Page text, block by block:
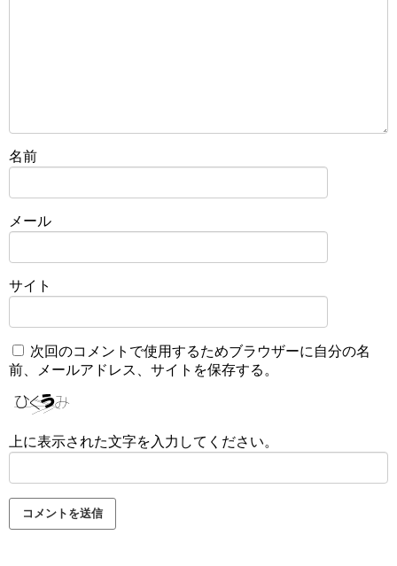
名前
メール
サイト
次回のコメントで使用するためブラウザーに自分の名
前、メールアドレス、サイトを保存する。
上に表示された文字を入力してください。